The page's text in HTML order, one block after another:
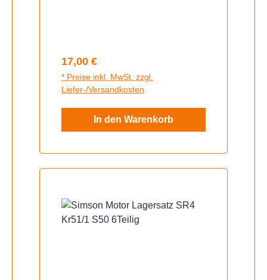
Regulärer Preis:
17,00 €
* Preise inkl. MwSt. zzgl.
Liefer-/Versandkosten
In den Warenkorb